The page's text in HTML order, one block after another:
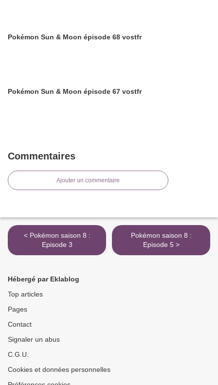
Pokémon Sun & Moon épisode 68 vostfr
Pokémon Sun & Moon épisode 67 vostfr
Commentaires
Ajouter un commentaire
< Pokémon saison 8 :
Episode 3
Pokémon saison 8 :
Episode 5 >
Hébergé par Eklablog
Top articles
Pages
Contact
Signaler un abus
C.G.U.
Cookies et données personnelles